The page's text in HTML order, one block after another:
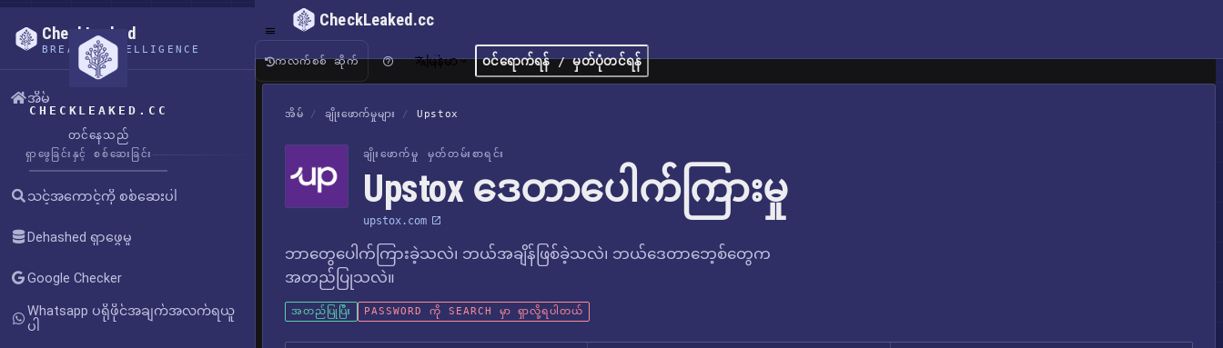
CHECKLEAKED.CC
တင်နေသည်
CheckLeaked
BREACH INTELLIGENCE
အိမ်
ရှာဖွေခြင်းနှင့် စစ်ဆေးခြင်း
သင့်အကောင့်ကို စစ်ဆေးပါ
Dehashed ရှာဖွေမှု
Google Checker
Whatsapp ပရိုဖိုင်အချက်အလက်ရယူ
ပါ
CheckLeaked.cc
ကလက်စစ် ဆိုက် မြန်မာ ဝင်ရောက်ရန် / မှတ်ပုံတင်ရန်
အိမ် / ချိုးဖောက်မှုများ / Upstox
ချိုးဖောက်မှု မှတ်တမ်းစာရင်း
Upstox ဒေတာပေါက်ကြားမှု
upstox.com
ဘာတွေပေါက်ကြားခဲ့သလဲ၊ ဘယ်အချိန်ဖြစ်ခဲ့သလဲ၊ ဘယ်ဒေတာဘေ့စ်တွေက
အတည်ပြုသလဲ။
အတည်ပြုပြီး PASSWORD ကို SEARCH မှာ ရှာလို့ရပါတယ်